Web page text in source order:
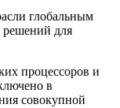
глобальным
решений для
процессоров и
в
совокупной